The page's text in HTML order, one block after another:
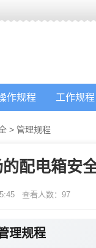
作规程 工作规程
> 管理规程
配电箱安
查看人数： 97
理规程